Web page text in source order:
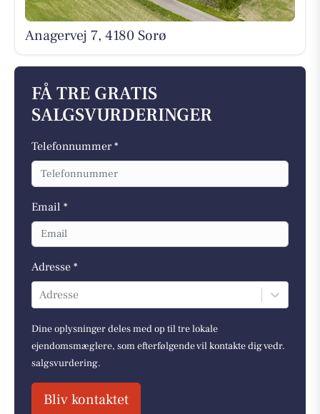
Anagervej 7, 4180 Sorø
FÅ TRE GRATIS
SALGSVURDERINGER
Telefonnummer *
Email *
Adresse *
Adresse
Dine oplysninger deles med op til tre lokale
ejendomsmæglere, som efterfølgende vil kontakte dig vedr.
salgsvurdering.
Bliv kontaktet